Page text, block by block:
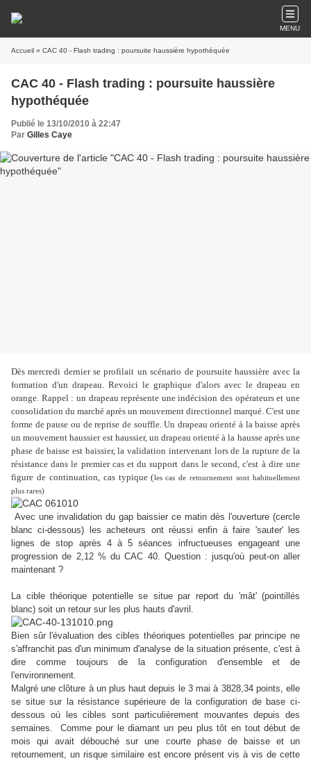
MENU
Accueil » CAC 40 - Flash trading : poursuite haussière hypothéquée
CAC 40 - Flash trading : poursuite haussière
hypothéquée
Publié le 13/10/2010 à 22:47
Par Gilles Caye
Dès mercredi dernier se profilait un scénario de poursuite haussière avec la
formation d'un drapeau. Revoici le graphique d'alors avec le drapeau en
orange. Rappel : un drapeau représente une indécision des opérateurs et une
consolidation du marché après un mouvement directionnel marqué. C'est une
forme de pause ou de reprise de souffle. Un drapeau orienté à la baisse après
un mouvement haussier est haussier, un drapeau orienté à la hausse après une
phase de baisse est baissier, la validation intervenant lors de la rupture de la
résistance dans le premier cas et du support dans le second, c'est à dire une
figure de continuation, cas typique (les cas de retournement sont habituellement
plus rares)
Avec une invalidation du gap baissier ce matin dès l'ouverture (cercle
blanc ci-dessous) les acheteurs ont réussi enfin à faire 'sauter' les
lignes de stop après 4 à 5 séances infructueuses engageant une
progression de 2,12 % du CAC 40. Question : jusqu'où peut-on aller
maintenant ?
La cible théorique potentielle se situe par report du 'mât' (pointillés
blanc) soit un retour sur les plus hauts d'avril.
Bien sûr l'évaluation des cibles théoriques potentielles par principe ne
s'affranchit pas d'un minimum d'analyse de la situation présente, c'est à
dire comme toujours de la configuration d'ensemble et de
l'environnement.
Malgré une clôture à un plus haut depuis le 3 mai à 3828,34 points, elle
se situe sur la résistance supérieure de la configuration de base ci-
dessous où les cibles sont particulièrement mouvantes depuis des
semaines. Comme pour le diamant un peu plus tôt en tout début de
mois qui avait débouché sur une courte phase de baisse et un
retournement, un risque similaire est encore présent vis à vis de cette